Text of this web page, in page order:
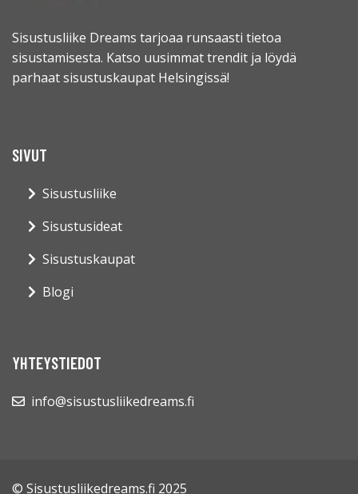
Sisustusliike Dreams tarjoaa runsaasti tietoa
sisustamisesta. Katso uusimmat trendit ja löydä
parhaat sisustuskaupat Helsingissä!
SIVUT
Sisustusliike
Sisustusideat
Sisustuskaupat
Blogi
YHTEYSTIEDOT
info@sisustusliikedreams.fi
© Sisustusliikedreams.fi 2025